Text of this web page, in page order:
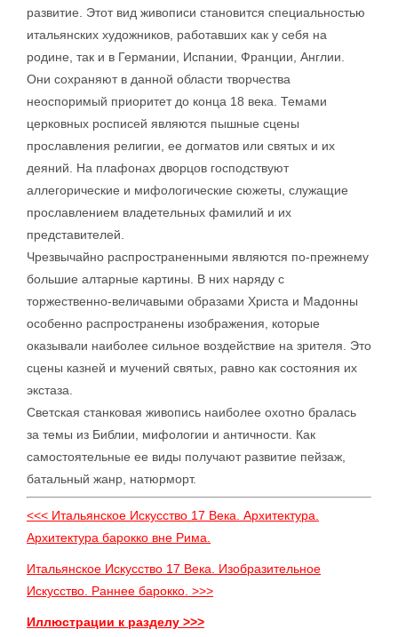
развитие. Этот вид живописи становится специальностью
итальянских художников, работавших как у себя на
родине, так и в Германии, Испании, Франции, Англии.
Они сохраняют в данной области творчества
неоспоримый приоритет до конца 18 века. Темами
церковных росписей являются пышные сцены
прославления религии, ее догматов или святых и их
деяний. На плафонах дворцов господствуют
аллегорические и мифологические сюжеты, служащие
прославлением владетельных фамилий и их
представителей.
Чрезвычайно распространенными являются по-прежнему
большие алтарные картины. В них наряду с
торжественно-величавыми образами Христа и Мадонны
особенно распространены изображения, которые
оказывали наиболее сильное воздействие на зрителя. Это
сцены казней и мучений святых, равно как состояния их
экстаза.
Светская станковая живопись наиболее охотно бралась
за темы из Библии, мифологии и античности. Как
самостоятельные ее виды получают развитие пейзаж,
батальный жанр, натюрморт.
<<< Итальянское Искусство 17 Века. Архитектура.
Архитектура барокко вне Рима.
Итальянское Искусство 17 Века. Изобразительное
Искусство. Раннее барокко. >>>
Иллюстрации к разделу >>>